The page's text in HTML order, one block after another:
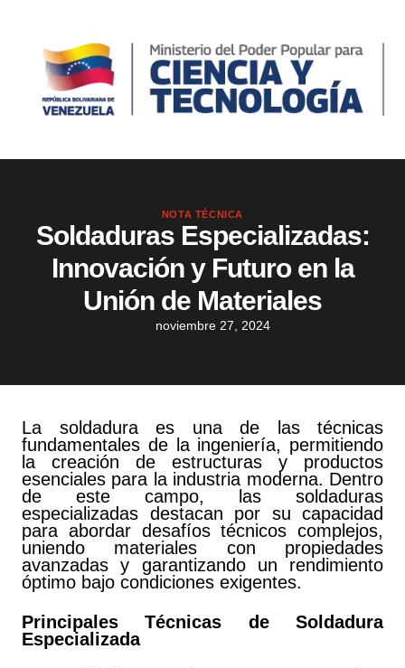
NOTA TÉCNICA
Soldaduras Especializadas:
Innovación y Futuro en la
Unión de Materiales
noviembre 27, 2024
La soldadura es una de las técnicas
fundamentales de la ingeniería, permitiendo
la creación de estructuras y productos
esenciales para la industria moderna. Dentro
de este campo, las soldaduras
especializadas destacan por su capacidad
para abordar desafíos técnicos complejos,
uniendo materiales con propiedades
avanzadas y garantizando un rendimiento
óptimo bajo condiciones exigentes.
Principales Técnicas de Soldadura
Especializada